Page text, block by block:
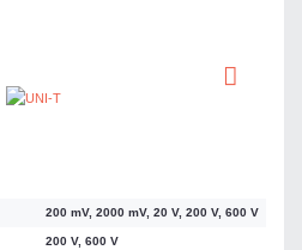
200 mV, 2000 mV, 20 V, 200 V, 600 V
200 V, 600 V